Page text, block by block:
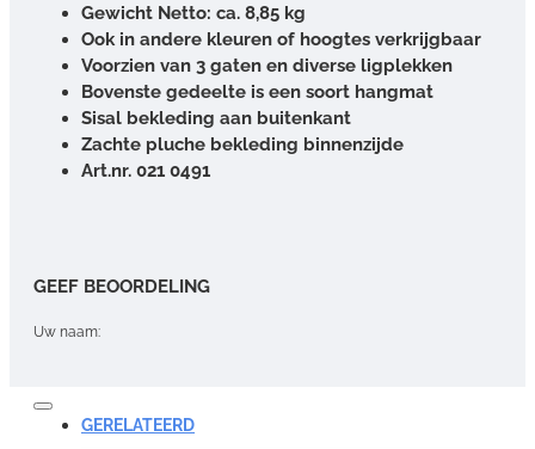
Gewicht Netto: ca. 8,85 kg
Ook in andere kleuren of hoogtes verkrijgbaar
Voorzien van 3 gaten en diverse ligplekken
Bovenste gedeelte is een soort hangmat
Sisal bekleding aan buitenkant
Zachte pluche bekleding binnenzijde
Art.nr. 021 0491
GEEF BEOORDELING
Uw naam:
Opmerking:
GERELATEERD